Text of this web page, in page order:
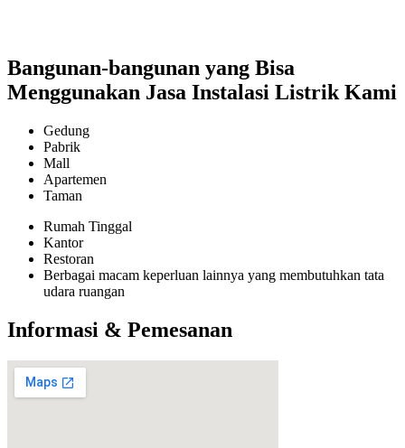
Bangunan-bangunan yang Bisa
Menggunakan Jasa Instalasi Listrik Kami
Gedung
Pabrik
Mall
Apartemen
Taman
Rumah Tinggal
Kantor
Restoran
Berbagai macam keperluan lainnya yang membutuhkan tata
udara ruangan
Informasi & Pemesanan